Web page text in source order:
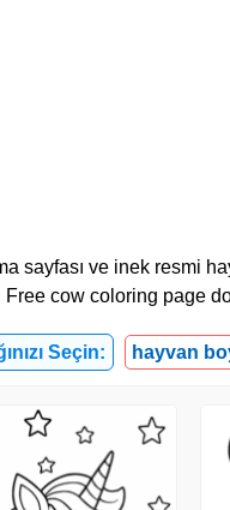
sayfası ve inek resmi
Free cow coloring page
Seçin: hayvan